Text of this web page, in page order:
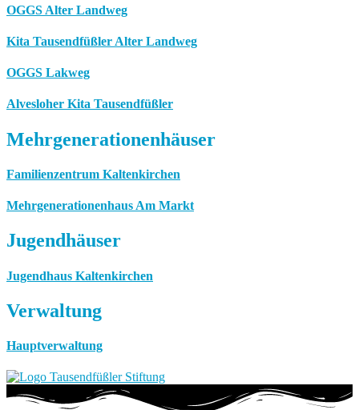
OGGS Alter Landweg
Kita Tausendfüßler Alter Landweg
OGGS Lakweg
Alvesloher Kita Tausendfüßler
Mehrgenerationenhäuser
Familienzentrum Kaltenkirchen
Mehrgenerationenhaus Am Markt
Jugendhäuser
Jugendhaus Kaltenkirchen
Verwaltung
Hauptverwaltung